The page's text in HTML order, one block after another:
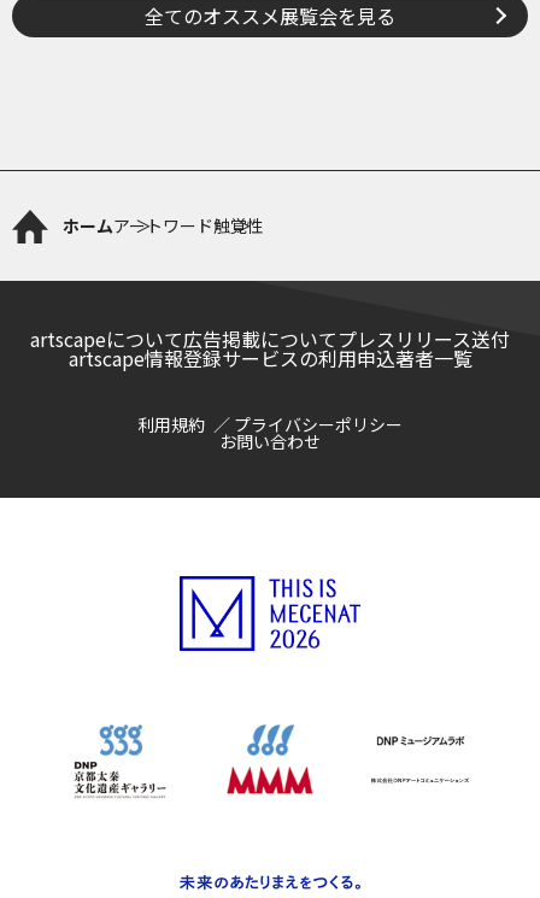
全てのオススメ展覧会を見る
ホームアートワード触覚性
artscapeについて広告掲載についてプレスリリース送付
artscape情報登録サービスの利用申込著者一覧
利用規約 プライバシーポリシー
お問い合わせ